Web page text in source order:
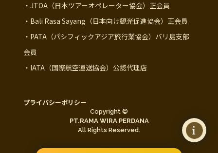
・JTOA（日本ツアーオペレーター協会）正会員
・Bali Rasa Sayang（日本向け観光促進協会）正会員
・PATA（パシフィックアジア旅行業協会）バリ島支部
会員
・IATA（国際航空運送協会）公認代理店
プライバシーポリシー
Copyright ©
PT.RAMA WIRA PERDANA
All Rights Reserved.